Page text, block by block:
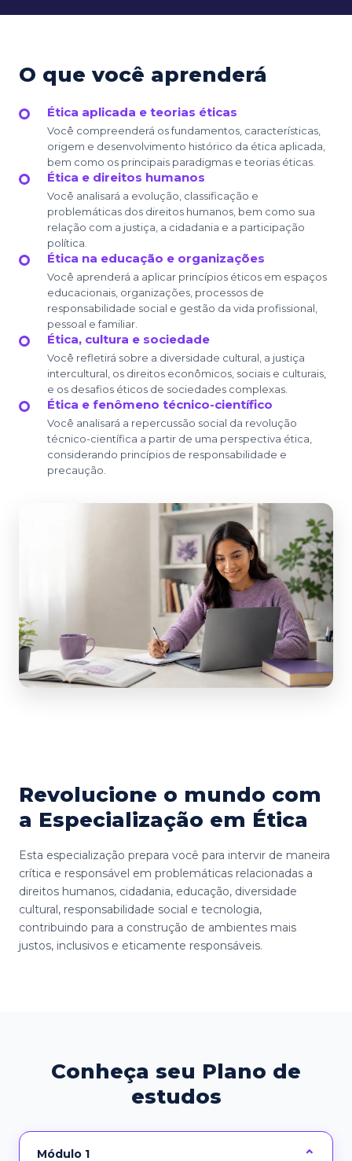
O que você aprenderá
Ética aplicada e teorias éticas
Você compreenderá os fundamentos, características,
origem e desenvolvimento histórico da ética aplicada,
bem como os principais paradigmas e teorias éticas.
Ética e direitos humanos
Você analisará a evolução, classificação e
problemáticas dos direitos humanos, bem como sua
relação com a justiça, a cidadania e a participação
política.
Ética na educação e organizações
Você aprenderá a aplicar princípios éticos em espaços
educacionais, organizações, processos de
responsabilidade social e gestão da vida profissional,
pessoal e familiar.
Ética, cultura e sociedade
Você refletirá sobre a diversidade cultural, a justiça
intercultural, os direitos econômicos, sociais e culturais,
e os desafios éticos de sociedades complexas.
Ética e fenômeno técnico-científico
Você analisará a repercussão social da revolução
técnico-científica a partir de uma perspectiva ética,
considerando princípios de responsabilidade e
precaução.
Revolucione o mundo com
a Especialização em Ética
Esta especialização prepara você para intervir de maneira
crítica e responsável em problemáticas relacionadas a
direitos humanos, cidadania, educação, diversidade
cultural, responsabilidade social e tecnologia,
contribuindo para a construção de ambientes mais
justos, inclusivos e eticamente responsáveis.
Conheça seu Plano de
estudos
Módulo 1